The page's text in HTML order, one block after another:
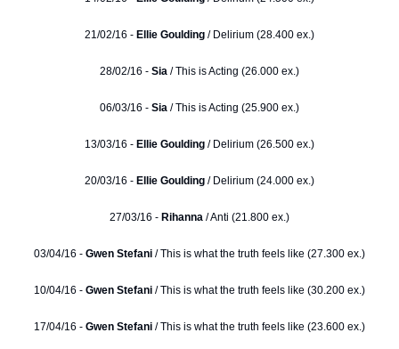
21/02/16 - Ellie Goulding / Delirium (28.400 ex.)
28/02/16 - Sia / This is Acting (26.000 ex.)
06/03/16 - Sia / This is Acting (25.900 ex.)
13/03/16 - Ellie Goulding / Delirium (26.500 ex.)
20/03/16 - Ellie Goulding / Delirium (24.000 ex.)
27/03/16 - Rihanna / Anti (21.800 ex.)
03/04/16 - Gwen Stefani / This is what the truth feels like (27.300 ex.)
10/04/16 - Gwen Stefani / This is what the truth feels like (30.200 ex.)
17/04/16 - Gwen Stefani / This is what the truth feels like (23.600 ex.)